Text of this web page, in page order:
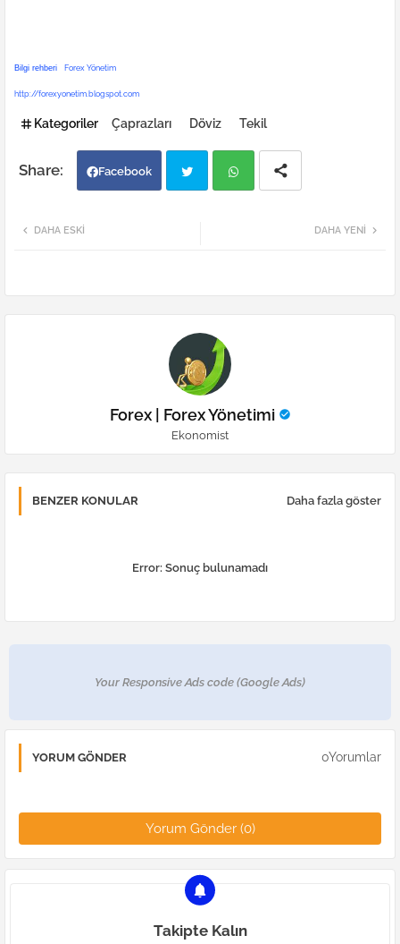
Bilgi rehberi Forex Yönetim
http://forexyonetim.blogspot.com
Kategoriler Çaprazları Döviz Tekil
Facebook
pp
DAHA YENI
DAHA ESKI
Forex | Forex Yönetimi
Ekonomist
BENZER KONULAR Daha fazla göster
Error: Sonuç bulunamadı
Your Responsive Ads code (Google Ads)
YORUM GÖNDER 0Yorumlar
Yorum Gönder (0)
Takipte Kalın